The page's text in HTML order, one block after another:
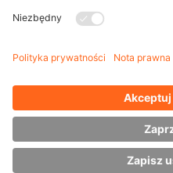
Przedstawiciel
Wiedza
Pliki do pobrania
Zarządzanie energią
Wózek widłowy boczny